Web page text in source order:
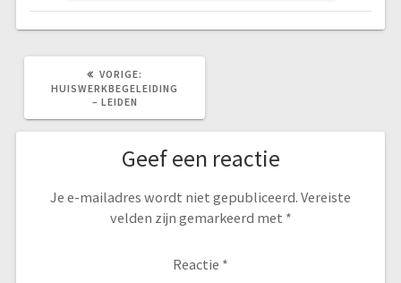
VORIGE:
BERICHT:
HUISWERKBEGELEIDING
– LEIDEN
Geef een reactie
Je e-mailadres wordt niet gepubliceerd. Vereiste
velden zijn gemarkeerd met *
Reactie *